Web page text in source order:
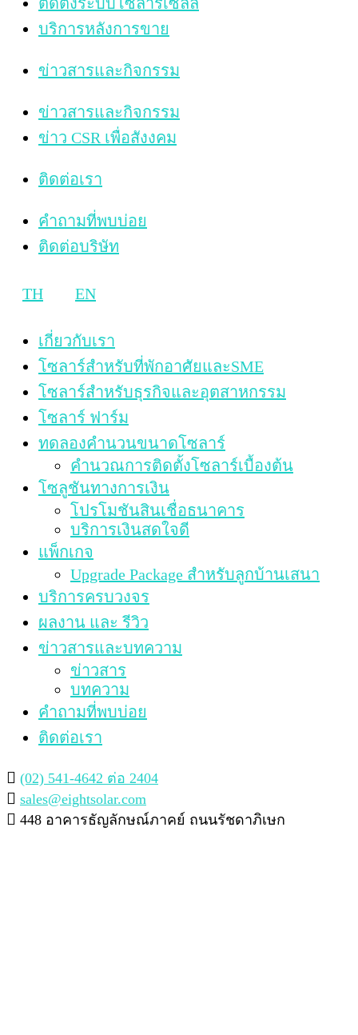
บริการหลังการขาย
ข่าวสารและกิจกรรม
ข่าวสารและกิจกรรม
ข่าว CSR เพื่อสังงคม
ติดต่อเรา
คำถามที่พบบ่อย
ติดต่อบริษัท
TH EN
เกี่ยวกับเรา
โซลาร์สำหรับที่พักอาศัยและSME
โซลาร์สำหรับธุรกิจและอุตสาหกรรม
โซลาร์ ฟาร์ม
ทดลองคำนวนขนาดโซลาร์
คำนวณการติดตั้งโซลาร์เบื้องต้น
โซลูชันทางการเงิน
โปรโมชันสินเชื่อธนาคาร
บริการเงินสดใจดี
แพ็กเกจ
Upgrade Package สำหรับลูกบ้านเสนา
บริการครบวงจร
ผลงาน และ รีวิว
ข่าวสารและบทความ
ข่าวสาร
บทความ
คำถามที่พบบ่อย
ติดต่อเรา
(02) 541-4642 ต่อ 2404
sales@eightsolar.com
448 อาคารธัญลักษณ์ภาคย์ ถนนรัชดาภิเษก